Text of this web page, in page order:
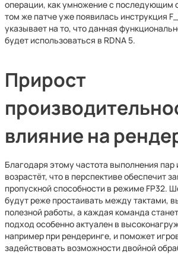
операции, как умножение с последующим
том же патче уже появилась инструкция
указывает на то, что данная
будет использоваться в RDNA 5.
Прирост
влияние на
Благодаря этому частота выполнения пар
возрастёт, что в перспективе обеспечит
пропускной способности в режиме FP32.
будут реже простаивать между тактами,
полезной работы, а каждая команда
подход особенно актуален в
например при рендеринге, и поможет
задействовать возможности двойной